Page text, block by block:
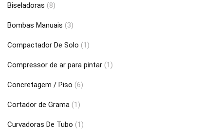
Biseladoras (8)
Bombas Manuais (3)
Compactador De Solo (1)
Compressor de ar para pintar (1)
Concretagem / Piso (6)
Cortador de Grama (1)
Curvadoras De Tubo (1)